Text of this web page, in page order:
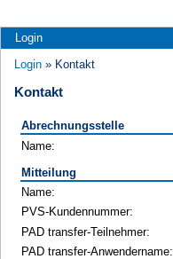
Login
Login » Kontakt
Kontakt
Abrechnungsstelle
Name:
Mitteilung
Name:
PVS-Kundennummer:
PAD transfer-Teilnehmer:
PAD transfer-Anwendername: